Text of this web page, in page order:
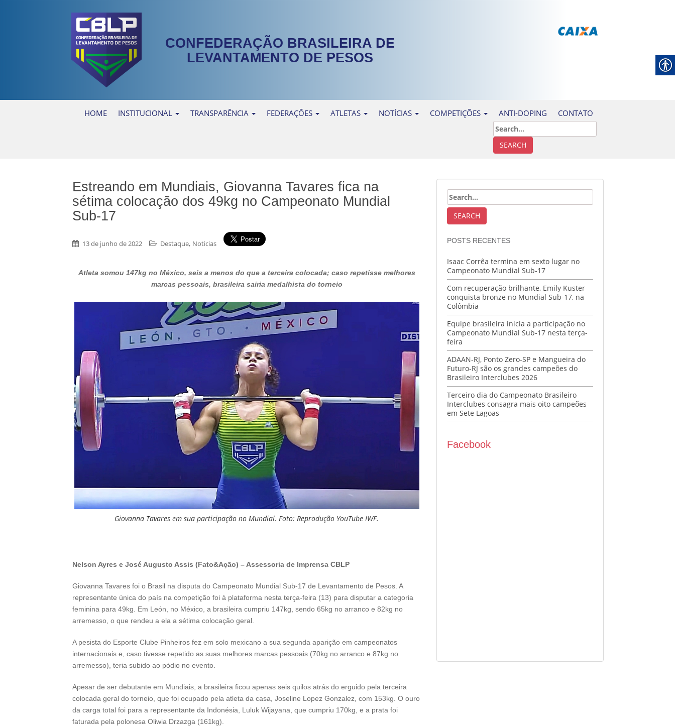
CONFEDERAÇÃO BRASILEIRA DE
LEVANTAMENTO DE PESOS
HOME INSTITUCIONAL TRANSPARÊNCIA FEDERAÇÕES ATLETAS NOTÍCIAS COMPETIÇÕES ANTI-DOPING CONTATO
Estreando em Mundiais, Giovanna Tavares fica na
sétima colocação dos 49kg no Campeonato Mundial
Sub-17
13 de junho de 2022 Destaque, Noticias
Atleta somou 147kg no México, seis a menos do que a terceira colocada; caso repetisse melhores
marcas pessoais, brasileira sairia medalhista do torneio
Giovanna Tavares em sua participação no Mundial. Foto: Reprodução YouTube IWF.
Nelson Ayres e José Augusto Assis (Fato&Ação) – Assessoria de Imprensa CBLP
Giovanna Tavares foi o Brasil na disputa do Campeonato Mundial Sub-17 de Levantamento de Pesos. A
representante única do país na competição foi à plataforma nesta terça-feira (13) para disputar a categoria
feminina para 49kg. Em León, no México, a brasileira cumpriu 147kg, sendo 65kg no arranco e 82kg no
arremesso, o que rendeu a ela a sétima colocação geral.
A pesista do Esporte Clube Pinheiros fez em solo mexicano a sua segunda aparição em campeonatos
internacionais e, caso tivesse repetido as suas melhores marcas pessoais (70kg no arranco e 87kg no
arremesso), teria subido ao pódio no evento.
Apesar de ser debutante em Mundiais, a brasileira ficou apenas seis quilos atrás do erguido pela terceira
colocada geral do torneio, que foi ocupado pela atleta da casa, Joseline Lopez Gonzalez, com 153kg. O ouro
da carga total foi para a representante da Indonésia, Luluk Wijayana, que cumpriu 170kg, e a prata foi
faturada pela polonesa Oliwia Drzazga (161kg).
POSTS RECENTES
Isaac Corrêa termina em sexto lugar no
Campeonato Mundial Sub-17
Com recuperação brilhante, Emily Kuster
conquista bronze no Mundial Sub-17, na
Colômbia
Equipe brasileira inicia a participação no
Campeonato Mundial Sub-17 nesta terça-
feira
ADAAN-RJ, Ponto Zero-SP e Mangueira do
Futuro-RJ são os grandes campeões do
Brasileiro Interclubes 2026
Terceiro dia do Campeonato Brasileiro
Interclubes consagra mais oito campeões
em Sete Lagoas
Facebook